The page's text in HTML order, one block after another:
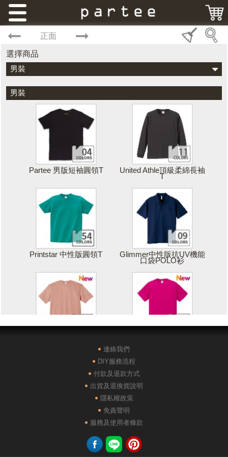
正面
選擇商品
男裝
男裝
Partee 男版短袖圓領T United Athle頂級柔綿長袖
T
Printstar 中性版圓領T Glimmer中性版抗UV機能
口袋POLO衫
POLONE1純棉短袖POLO AG28000落肩重磅精梳棉
連絡我們
DIY服務流程
付款及退款方式
出貨及退換貨說明
隱私權政策
免責聲明
服務及使用者條款